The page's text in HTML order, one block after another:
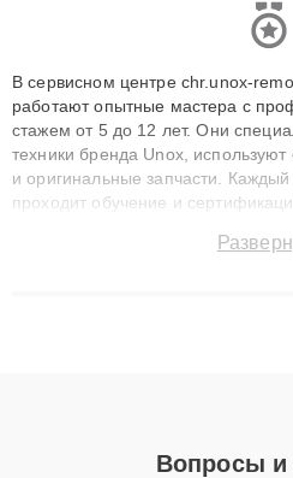
В сервисном центре chr.unox-
работают опытные мастера с
стажем от 5 до 12 лет. Они
техники бренда Unox,
и оригинальные запчасти.
проходит обучение и
сохранением гарантии до 3 лет.
Вопросы и